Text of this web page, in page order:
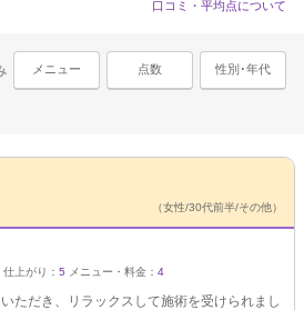
口コミ・平均点について
メニュー 点数 性別･年代
（女性/30代前半/その他）
上がり： 5 メニュー・料金： 4
ただき、リラックスして施術を受けられまし